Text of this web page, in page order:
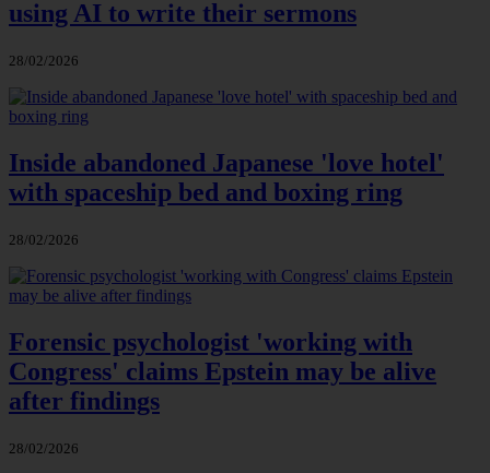
using AI to write their sermons
28/02/2026
Inside abandoned Japanese 'love hotel'
with spaceship bed and boxing ring
28/02/2026
Forensic psychologist 'working with
Congress' claims Epstein may be alive
after findings
28/02/2026